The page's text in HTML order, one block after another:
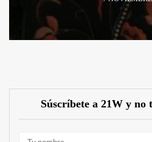
Súscríbete a 21W y